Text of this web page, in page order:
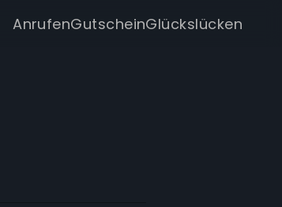
AnrufenGutscheinGlückslücken